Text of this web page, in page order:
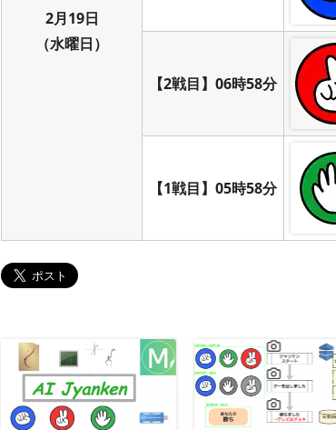
2月19日
（水曜日）
【2戦目】06時58分
【1戦目】05時58分